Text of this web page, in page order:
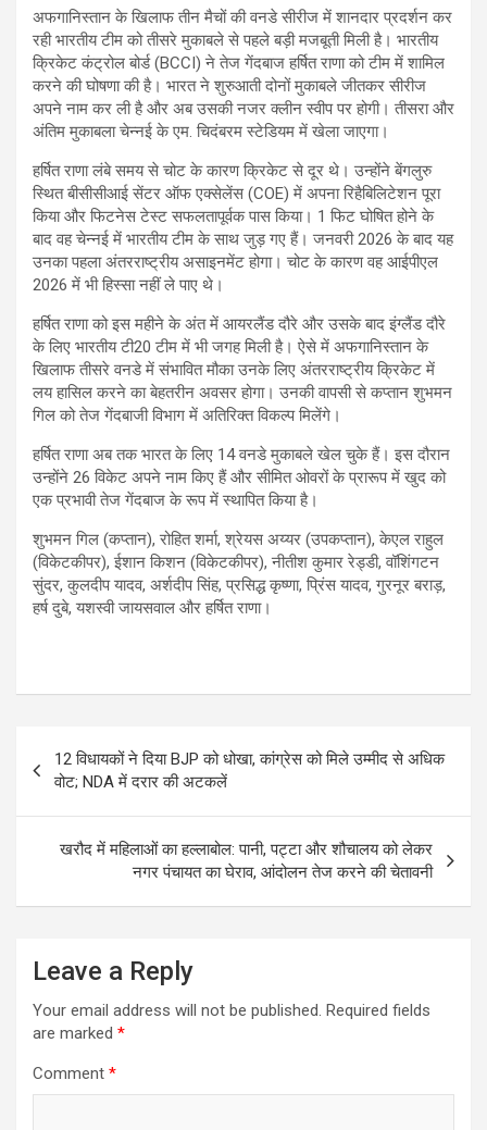
अफगानिस्तान के खिलाफ तीन मैचों की वनडे सीरीज में शानदार प्रदर्शन कर
रही भारतीय टीम को तीसरे मुकाबले से पहले बड़ी मजबूती मिली है। भारतीय
क्रिकेट कंट्रोल बोर्ड (BCCI) ने तेज गेंदबाज हर्षित राणा को टीम में शामिल
करने की घोषणा की है। भारत ने शुरुआती दोनों मुकाबले जीतकर सीरीज
अपने नाम कर ली है और अब उसकी नजर क्लीन स्वीप पर होगी। तीसरा और
अंतिम मुकाबला चेन्नई के एम. चिदंबरम स्टेडियम में खेला जाएगा।
हर्षित राणा लंबे समय से चोट के कारण क्रिकेट से दूर थे। उन्होंने बेंगलुरु
स्थित बीसीसीआई सेंटर ऑफ एक्सेलेंस (COE) में अपना रिहैबिलिटेशन पूरा
किया और फिटनेस टेस्ट सफलतापूर्वक पास किया। 1 फिट घोषित होने के
बाद वह चेन्नई में भारतीय टीम के साथ जुड़ गए हैं। जनवरी 2026 के बाद यह
उनका पहला अंतरराष्ट्रीय असाइनमेंट होगा। चोट के कारण वह आईपीएल
2026 में भी हिस्सा नहीं ले पाए थे।
हर्षित राणा को इस महीने के अंत में आयरलैंड दौरे और उसके बाद इंग्लैंड दौरे
के लिए भारतीय टी20 टीम में भी जगह मिली है। ऐसे में अफगानिस्तान के
खिलाफ तीसरे वनडे में संभावित मौका उनके लिए अंतरराष्ट्रीय क्रिकेट में
लय हासिल करने का बेहतरीन अवसर होगा। उनकी वापसी से कप्तान शुभमन
गिल को तेज गेंदबाजी विभाग में अतिरिक्त विकल्प मिलेंगे।
हर्षित राणा अब तक भारत के लिए 14 वनडे मुकाबले खेल चुके हैं। इस दौरान
उन्होंने 26 विकेट अपने नाम किए हैं और सीमित ओवरों के प्रारूप में खुद को
एक प्रभावी तेज गेंदबाज के रूप में स्थापित किया है।
शुभमन गिल (कप्तान), रोहित शर्मा, श्रेयस अय्यर (उपकप्तान), केएल राहुल
(विकेटकीपर), ईशान किशन (विकेटकीपर), नीतीश कुमार रेड्डी, वॉशिंगटन
सुंदर, कुलदीप यादव, अर्शदीप सिंह, प्रसिद्ध कृष्णा, प्रिंस यादव, गुरनूर बराड़,
हर्ष दुबे, यशस्वी जायसवाल और हर्षित राणा।
navigation
12 विधायकों ने दिया BJP को धोखा, कांग्रेस को मिले उम्मीद से अधिक
वोट; NDA में दरार की अटकलें
खरौद में महिलाओं का हल्लाबोल: पानी, पट्टा और शौचालय को लेकर
नगर पंचायत का घेराव, आंदोलन तेज करने की चेतावनी
Leave a Reply
Your email address will not be published. Required fields
are marked *
Comment *